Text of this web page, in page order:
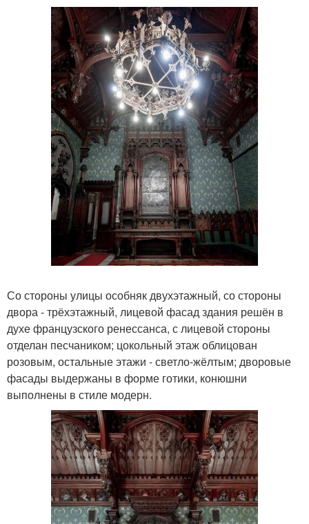
Со стороны улицы особняк двухэтажный, со стороны
двора - трёхэтажный, лицевой фасад здания решён в
духе французского ренессанса, с лицевой стороны
отделан песчаником; цокольный этаж облицован
розовым, остальные этажи - светло-жёлтым; дворовые
фасады выдержаны в форме готики, конюшни
выполнены в стиле модерн.